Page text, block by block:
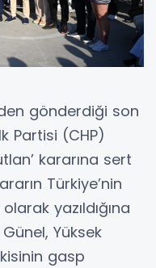
gönderdiği son
Partisi (CHP)
kararına sert
Türkiye’nin
yazıldığına
Yüksek
gasp